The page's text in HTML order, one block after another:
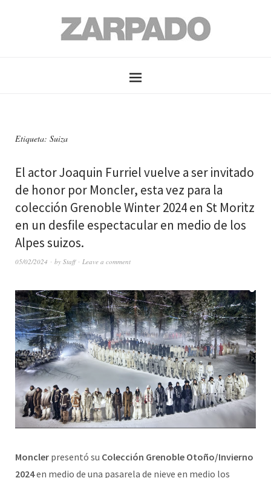
Etiqueta: Suiza
El actor Joaquin Furriel vuelve a ser invitado
de honor por Moncler, esta vez para la
colección Grenoble Winter 2024 en St Moritz
en un desfile espectacular en medio de los
Alpes suizos.
05/02/2024 by Staff Leave a comment
Moncler presentó su Colección Grenoble Otoño/Invierno
2024en medio de una pasarela de nieve en medio los